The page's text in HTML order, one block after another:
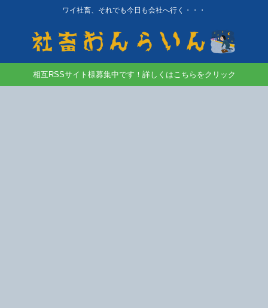
ワイ社畜、それでも今日も会社へ行く・・・
相互RSSサイト様募集中です！詳しくはこちらをクリック